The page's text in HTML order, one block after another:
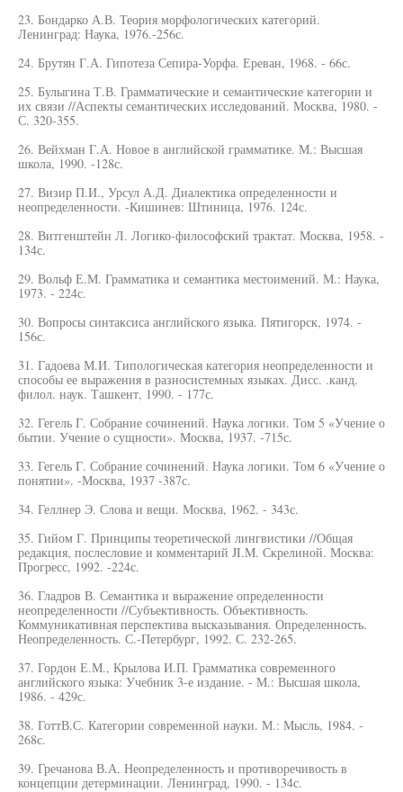
23. Бондарко А.В. Теория морфологических категорий.
Ленинград: Наука, 1976.-256с.
24. Брутян Г.А. Гипотеза Сепира-Уорфа. Ереван, 1968. - 66с.
25. Булыгина Т.В. Грамматические и семантические категории и
их связи //Аспекты семантических исследований. Москва, 1980. -
С. 320-355.
26. Вейхман Г.А. Новое в английской грамматике. М.: Высшая
школа, 1990. -128с.
27. Визир П.И., Урсул А.Д. Диалектика определенности и
неопределенности. -Кишинев: Штиница, 1976. 124с.
28. Витгенштейн Л. Логико-философский трактат. Москва, 1958. -
134с.
29. Вольф Е.М. Грамматика и семантика местоимений. М.: Наука,
1973. - 224с.
30. Вопросы синтаксиса английского языка. Пятигорск, 1974. -
156с.
31. Гадоева М.И. Типологическая категория неопределенности и
способы ее выражения в разносистемных языках. Дисс. .канд.
филол. наук. Ташкент, 1990. - 177с.
32. Гегель Г. Собрание сочинений. Наука логики. Том 5 «Учение о
бытии. Учение о сущности». Москва, 1937. -715с.
33. Гегель Г. Собрание сочинений. Наука логики. Том 6 «Учение о
понятии». -Москва, 1937 -387с.
34. Геллнер Э. Слова и вещи. Москва, 1962. - 343с.
35. Гийом Г. Принципы теоретической лингвистики //Общая
редакция, послесловие и комментарий JI.M. Скрелиной. Москва:
Прогресс, 1992. -224с.
36. Гладров В. Семантика и выражение определенности
неопределенности //Субъективность. Объективность.
Коммуникативная перспектива высказывания. Определенность.
Неопределенность. С.-Петербург, 1992. С. 232-265.
37. Гордон Е.М., Крылова И.П. Грамматика современного
английского языка: Учебник 3-е издание. - М.: Высшая школа,
1986. - 429с.
38. ГоттВ.С. Категории современной науки. М.: Мысль, 1984. -
268с.
39. Гречанова В.А. Неопределенность и противоречивость в
концепции детерминации. Ленинград, 1990. - 134с.